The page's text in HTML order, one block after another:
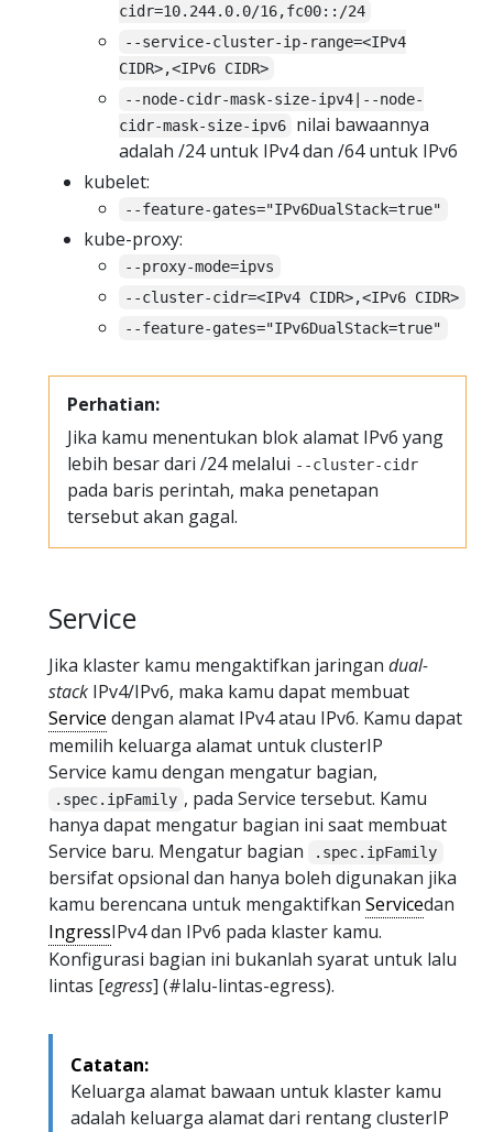
cidr=10.244.0.0/16,fc00::/24
--service-cluster-ip-range=<IPv4
CIDR>,<IPv6 CIDR>
--node-cidr-mask-size-ipv4|--node-
cidr-mask-size-ipv6
nilai bawaannya
adalah /24 untuk IPv4 dan /64 untuk IPv6
kubelet:
--feature-gates="IPv6DualStack=true"
kube-proxy:
--proxy-mode=ipvs
--cluster-cidr=<IPv4 CIDR>,<IPv6 CIDR>
--feature-gates="IPv6DualStack=true"
Perhatian:
Jika kamu menentukan blok alamat IPv6 yang
lebih besar dari /24 melalui --cluster-cidr
pada baris perintah, maka penetapan
tersebut akan gagal.
Service
Jika klaster kamu mengaktifkan jaringan dual-
stack IPv4/IPv6, maka kamu dapat membuat
Service dengan alamat IPv4 atau IPv6. Kamu dapat
memilih keluarga alamat untuk clusterIP
Service kamu dengan mengatur bagian,
.spec.ipFamily , pada Service tersebut. Kamu
hanya dapat mengatur bagian ini saat membuat
Service baru. Mengatur bagian
.spec.ipFamily
bersifat opsional dan hanya boleh digunakan jika
kamu berencana untuk mengaktifkan Servicedan
IngressIPv4 dan IPv6 pada klaster kamu.
Konfigurasi bagian ini bukanlah syarat untuk lalu
lintas [egress] (#lalu-lintas-egress).
Catatan:
Keluarga alamat bawaan untuk klaster kamu
adalah keluarga alamat dari rentang clusterIP